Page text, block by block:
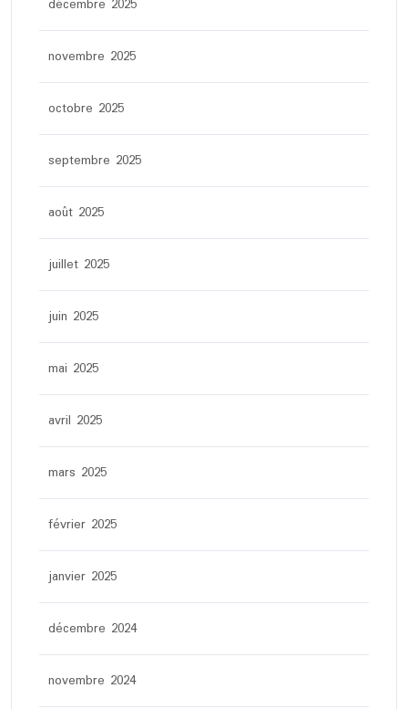
décembre 2025
novembre 2025
octobre 2025
septembre 2025
août 2025
juillet 2025
juin 2025
mai 2025
avril 2025
mars 2025
février 2025
janvier 2025
décembre 2024
novembre 2024